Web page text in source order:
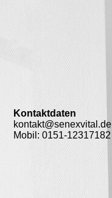
Kontaktdaten
kontakt@senexvital.de
Mobil: 0151-12317182